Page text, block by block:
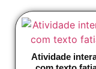
Atividade